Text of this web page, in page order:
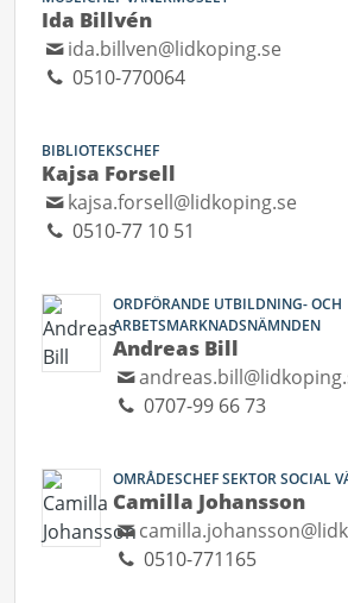
Ida Billvén
ida.billven@lidkoping.se
0510-770064
BIBLIOTEKSCHEF
Kajsa Forsell
kajsa.forsell@lidkoping.se
0510-77 10 51
ORDFÖRANDE UTBILDNING- OCH
ARBETSMARKNADSNÄMNDEN
Andreas Bill
0707-99 66 73
OMRÅDESCHEF SEKTOR SOCIAL
Camilla Johansson
0510-771165